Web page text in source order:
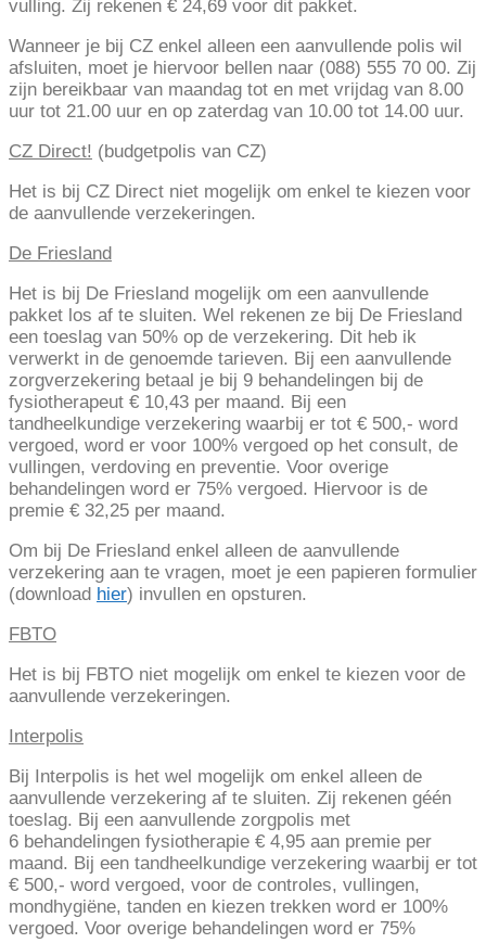
vulling. Zij rekenen € 24,69 voor dit pakket.
Wanneer je bij CZ enkel alleen een aanvullende polis wil
afsluiten, moet je hiervoor bellen naar (088) 555 70 00. Zij
zijn bereikbaar van maandag tot en met vrijdag van 8.00
uur tot 21.00 uur en op zaterdag van 10.00 tot 14.00 uur.
CZ Direct! (budgetpolis van CZ)
Het is bij CZ Direct niet mogelijk om enkel te kiezen voor
de aanvullende verzekeringen.
De Friesland
Het is bij De Friesland mogelijk om een aanvullende
pakket los af te sluiten. Wel rekenen ze bij De Friesland
een toeslag van 50% op de verzekering. Dit heb ik
verwerkt in de genoemde tarieven. Bij een aanvullende
zorgverzekering betaal je bij 9 behandelingen bij de
fysiotherapeut € 10,43 per maand. Bij een
tandheelkundige verzekering waarbij er tot € 500,- word
vergoed, word er voor 100% vergoed op het consult, de
vullingen, verdoving en preventie. Voor overige
behandelingen word er 75% vergoed. Hiervoor is de
premie € 32,25 per maand.
Om bij De Friesland enkel alleen de aanvullende
verzekering aan te vragen, moet je een papieren formulier
(download hier) invullen en opsturen.
FBTO
Het is bij FBTO niet mogelijk om enkel te kiezen voor de
aanvullende verzekeringen.
Interpolis
Bij Interpolis is het wel mogelijk om enkel alleen de
aanvullende verzekering af te sluiten. Zij rekenen géén
toeslag. Bij een aanvullende zorgpolis met
6 behandelingen fysiotherapie € 4,95 aan premie per
maand. Bij een tandheelkundige verzekering waarbij er tot
€ 500,- word vergoed, voor de controles, vullingen,
mondhygiëne, tanden en kiezen trekken word er 100%
vergoed. Voor overige behandelingen word er 75%